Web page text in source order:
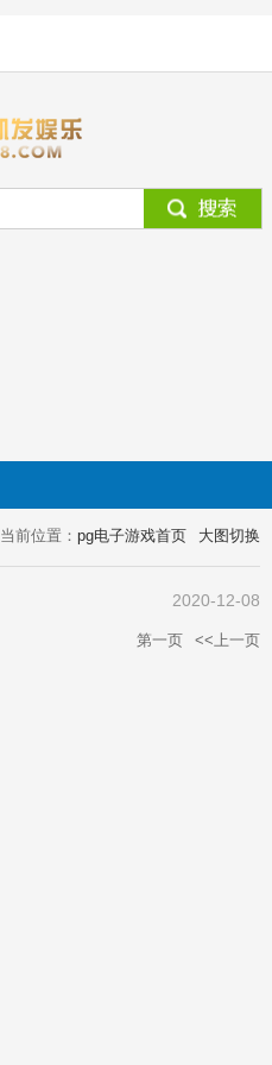
当前位置： pg电子游戏首页 大图切换
2020-12-08
第一页 <<上一页